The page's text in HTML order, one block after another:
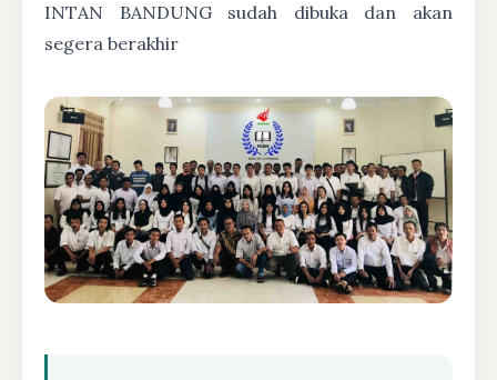
INTAN BANDUNG sudah dibuka dan akan
segera berakhir